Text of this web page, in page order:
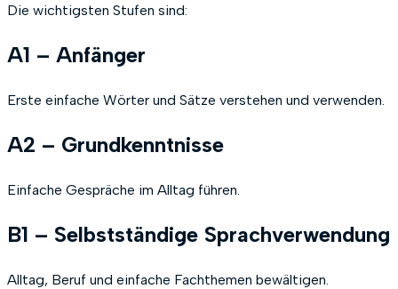
Die wichtigsten Stufen sind:
A1 – Anfänger
Erste einfache Wörter und Sätze verstehen und verwenden.
A2 – Grundkenntnisse
Einfache Gespräche im Alltag führen.
B1 – Selbstständige Sprachverwendung
Alltag, Beruf und einfache Fachthemen bewältigen.